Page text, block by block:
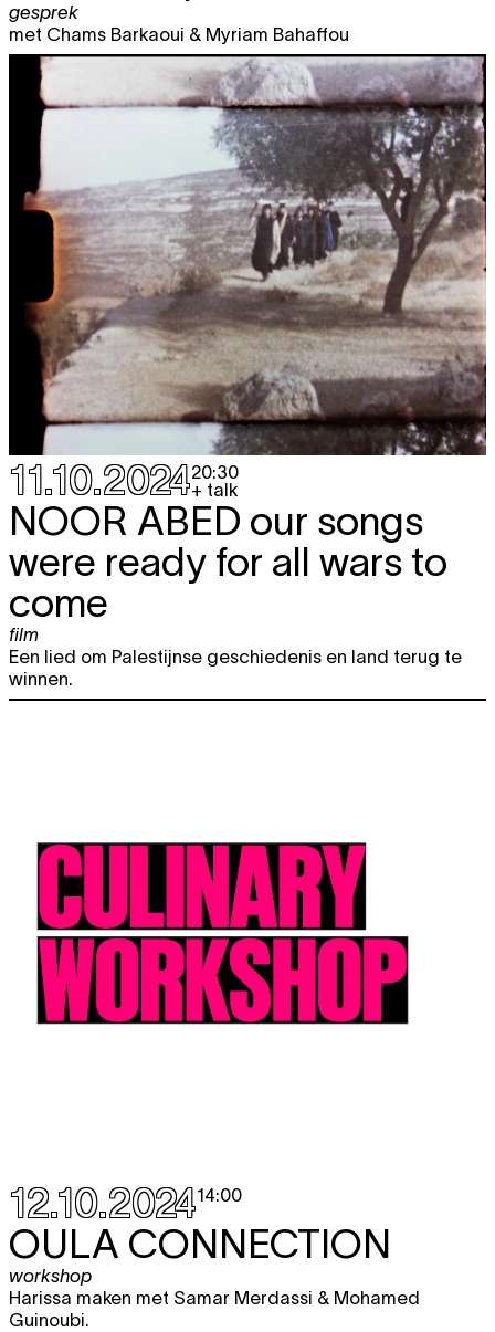
gesprek
met Chams Barkaoui & Myriam Bahaffou
11.10.202420:30
+ talk
NOOR ABED our songs
were ready for all wars to
come
film
Een lied om Palestijnse geschiedenis en land terug te
winnen.
12.10.202414:00
OULA CONNECTION
workshop
Harissa maken met Samar Merdassi & Mohamed
Guinoubi.